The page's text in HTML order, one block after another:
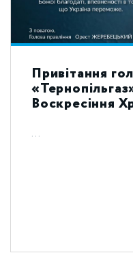
Привітання
Воскресіння
...